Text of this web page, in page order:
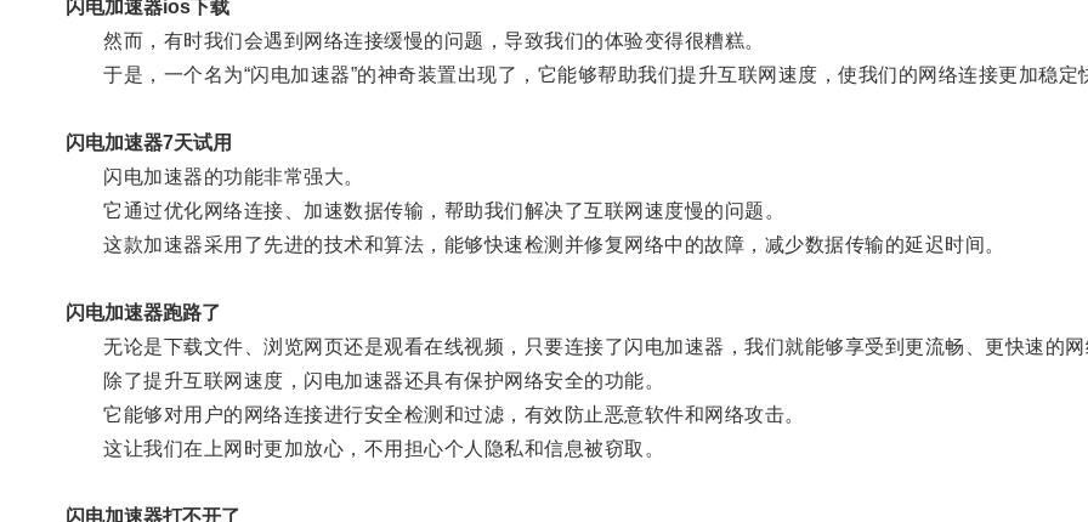
闪电加速器ios下载
然而，有时我们会遇到网络连接缓慢的问题，导致我们的体验变得很糟糕。
于是，一个名为“闪电加速器”的神奇装置出现了，它能够帮助我们提升互联网速度，使我们的网络连接更加稳定
闪电加速器7天试用
闪电加速器的功能非常强大。
它通过优化网络连接、加速数据传输，帮助我们解决了互联网速度慢的问题。
这款加速器采用了先进的技术和算法，能够快速检测并修复网络中的故障，减少数据传输的延迟时间。
闪电加速器跑路了
无论是下载文件、浏览网页还是观看在线视频，只要连接了闪电加速器，我们就能够享受到更流畅、更快速的网
除了提升互联网速度，闪电加速器还具有保护网络安全的功能。
它能够对用户的网络连接进行安全检测和过滤，有效防止恶意软件和网络攻击。
这让我们在上网时更加放心，不用担心个人隐私和信息被窃取。
闪电加速器打不开了